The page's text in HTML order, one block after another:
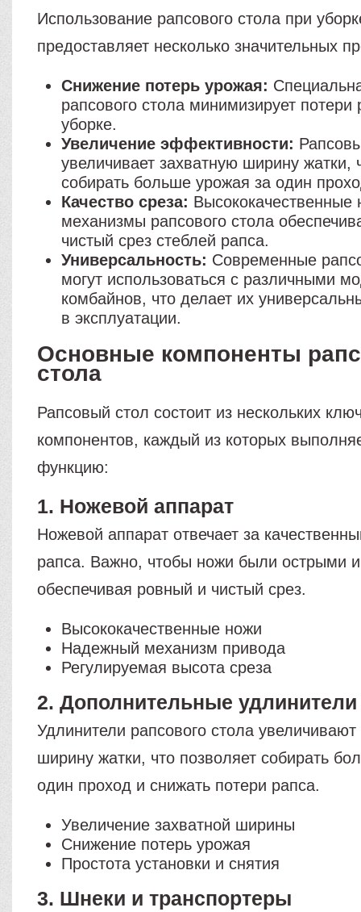
Использование рапсового стола при
предоставляет несколько значительных
Снижение потерь урожая:
рапсового стола минимизирует потери
уборке.
Увеличение эффективности:
увеличивает захватную ширину жатки,
собирать больше урожая за один
Качество среза: Высококачественные
механизмы рапсового стола
чистый срез стеблей рапса.
Универсальность: Современные
могут использоваться с различными
комбайнов, что делает их
в эксплуатации.
Основные компоненты
стола
Рапсовый стол состоит из нескольких
компонентов, каждый из которых
функцию:
1. Ножевой аппарат
Ножевой аппарат отвечает за
рапса. Важно, чтобы ножи были острыми
обеспечивая ровный и чистый срез.
Высококачественные ножи
Надежный механизм привода
Регулируемая высота среза
2. Дополнительные удлинители
Удлинители рапсового стола
ширину жатки, что позволяет собирать
один проход и снижать потери рапса.
Увеличение захватной ширины
Снижение потерь урожая
Простота установки и снятия
3. Шнеки и транспортеры